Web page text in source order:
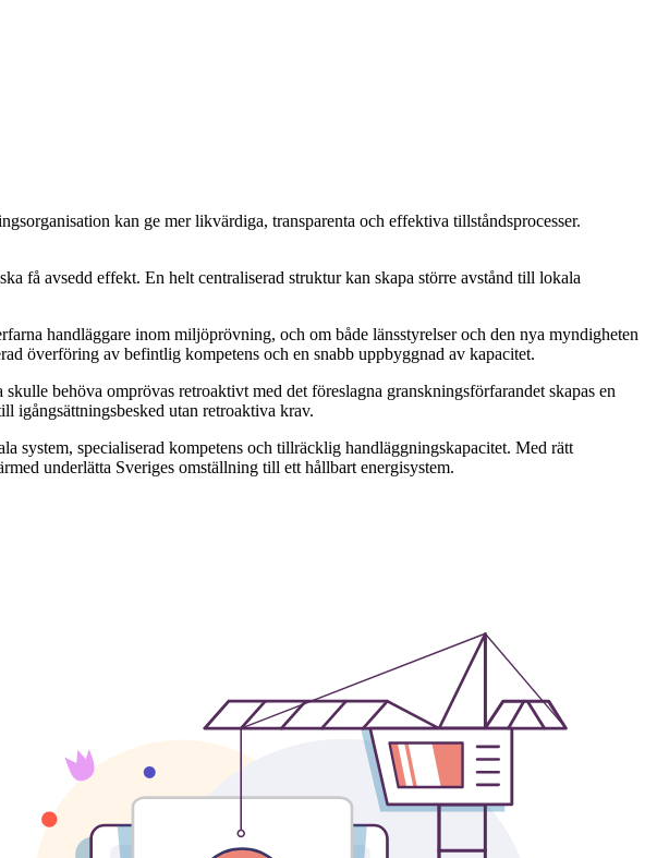
kan ge mer likvärdiga, transparenta och effektiva tillståndsprocesser.
få avsedd effekt. En helt centraliserad struktur kan skapa större avstånd till lokala
handläggare inom miljöprövning, och om både länsstyrelser och den nya myndigheten
överföring av befintlig kompetens och en snabb uppbyggnad av kapacitet.
behöva omprövas retroaktivt med det föreslagna granskningsförfarandet skapas en
igångsättningsbesked utan retroaktiva krav.
system, specialiserad kompetens och tillräcklig handläggningskapacitet. Med rätt
underlätta Sveriges omställning till ett hållbart energisystem.